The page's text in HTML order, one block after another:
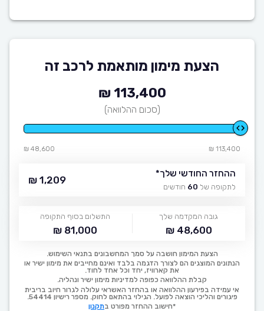
הצעת מימון מותאמת לרכב זה
113,400 ₪
(סכום ההלוואה)
113,400 ₪
48,600 ₪
ההחזר החודשי שלך*
לתקופה של 60 חודשים
1,209 ₪
גובה המקדמה שלך
48,600 ₪
התשלום בסוף התקופה
81,000 ₪
הצעת המימון חושבה על סמך המחשבונים בתנאי השימוש.
הנתונים המוצגים הם לצורך הדגמה בלבד ואינם מחייבים את מימון ישיר או
את קארוויז, יחד וכל אחד לחוד.
קבלת ההלוואה כפופה למדיניות מימון ישיר ונהליה.
אי עמידה בפירעון ההלוואה או בהחזר האשראי עלולה לגרור חיוב בריבית
פיגורים והליכי הוצאה לפועל. הגילוי בהתאם לחוק. מספר רישיון 54414.
*חישוב ההחזר מפורט בתקנון